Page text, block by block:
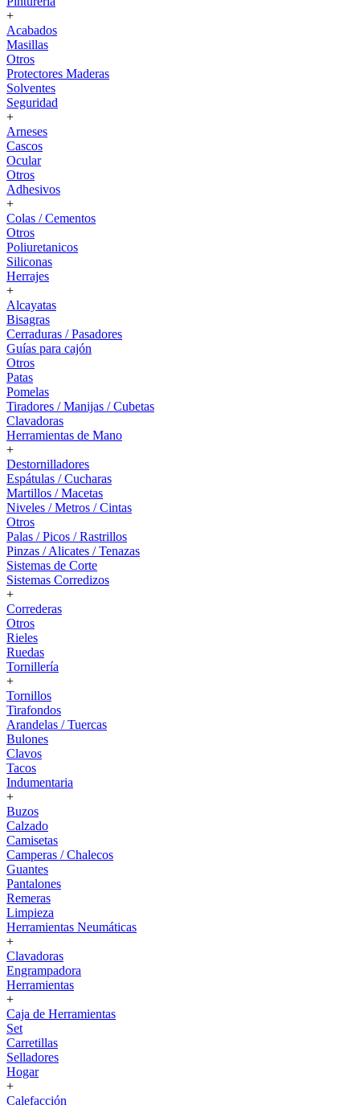
+
Acabados
Masillas
Otros
Protectores Maderas
Solventes
Seguridad
+
Arneses
Cascos
Ocular
Otros
Adhesivos
+
Colas / Cementos
Otros
Poliuretanicos
Siliconas
Herrajes
+
Alcayatas
Bisagras
Cerraduras / Pasadores
Guías para cajón
Otros
Patas
Pomelas
Tiradores / Manijas / Cubetas
Clavadoras
Herramientas de Mano
+
Destornilladores
Espátulas / Cucharas
Martillos / Macetas
Niveles / Metros / Cintas
Otros
Palas / Picos / Rastrillos
Pinzas / Alicates / Tenazas
Sistemas de Corte
Sistemas Corredizos
+
Correderas
Otros
Rieles
Ruedas
Tornillería
+
Tornillos
Tirafondos
Arandelas / Tuercas
Bulones
Clavos
Tacos
Indumentaria
+
Buzos
Calzado
Camisetas
Camperas / Chalecos
Guantes
Pantalones
Remeras
Limpieza
Herramientas Neumáticas
+
Clavadoras
Engrampadora
Herramientas
+
Caja de Herramientas
Set
Carretillas
Selladores
Hogar
+
Calefacción